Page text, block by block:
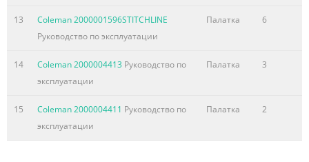
13
Coleman 2000001596STITCHLINE
Руководство по эксплуатации
Палатка 6
14 Coleman 2000004413 Руководство по
эксплуатации
Палатка 3
15 Coleman 2000004411 Руководство по
эксплуатации
Палатка 2